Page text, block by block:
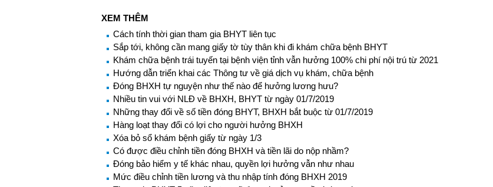
XEM THÊM
Cách tính thời gian tham gia BHYT liên tục
Sắp tới, không cần mang giấy tờ tùy thân khi đi khám chữa bệnh BHYT
Khám chữa bệnh trái tuyến tại bệnh viện tỉnh vẫn hưởng 100% chi phí nội trú từ 2021
Hướng dẫn triển khai các Thông tư về giá dịch vụ khám, chữa bệnh
Đóng BHXH tự nguyện như thế nào để hưởng lương hưu?
Nhiều tin vui với NLĐ về BHXH, BHYT từ ngày 01/7/2019
Những thay đổi về số tiền đóng BHYT, BHXH bắt buộc từ 01/7/2019
Hàng loạt thay đổi có lợi cho người hưởng BHXH
Xóa bỏ sổ khám bệnh giấy từ ngày 1/3
Có được điều chỉnh tiền đóng BHXH và tiền lãi do nộp nhầm?
Đóng bảo hiểm y tế khác nhau, quyền lợi hưởng vẫn như nhau
Mức điều chỉnh tiền lương và thu nhập tính đóng BHXH 2019